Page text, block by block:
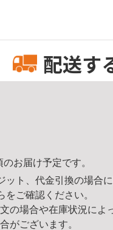
配送す
お届け予定です。
ット、代金引換の場合
をご確認ください。
の場合や在庫状況によ
がございます。